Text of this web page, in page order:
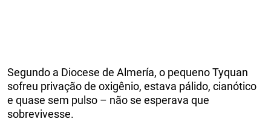
Segundo a Diocese de Almería, o pequeno Tyquan
sofreu privação de oxigênio, estava pálido, cianótico
e quase sem pulso – não se esperava que
sobrevivesse.